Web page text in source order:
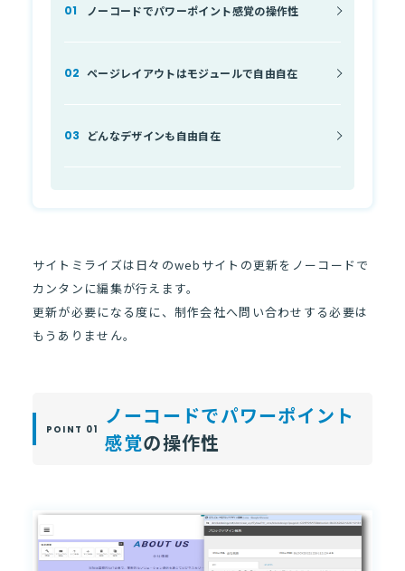
お問い合わせ
サイトミライズは日々のwebサイトの更新をノーコードで
カンタンに編集が行えます。
更新が必要になる度に、制作会社へ問い合わせする必要は
もうありません。
ノーコードでパワーポイント
感覚の操作性
ノーコードでパワーポイント感覚の操作性
ページレイアウトはモジュールで自由自在
どんなデザインも自由自在